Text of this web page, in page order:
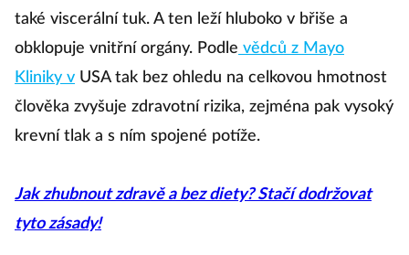
také viscerální tuk. A ten leží hluboko v břiše a
obklopuje vnitřní orgány. Podle vědců z Mayo
Kliniky v USA tak bez ohledu na celkovou hmotnost
člověka zvyšuje zdravotní rizika, zejména pak vysoký
krevní tlak a s ním spojené potíže.
Jak zhubnout zdravě a bez diety? Stačí dodržovat
tyto zásady!